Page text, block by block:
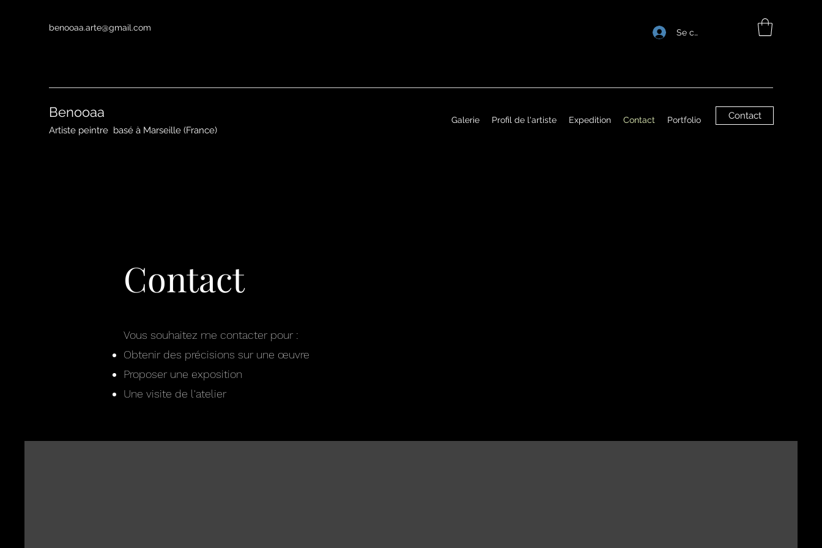
benooaa.arte@gmail.com Se connecter
Benooaa
Artiste peintre basé à Marseille (France)
Galerie Profil de l'artiste Expedition Contact Portfolio Contact
Contact
Vous souhaitez me contacter pour :
Obtenir des précisions sur une œuvre
Proposer une exposition
Une visite de l'atelier